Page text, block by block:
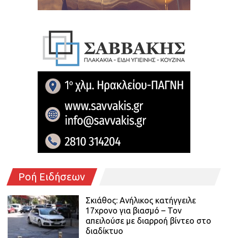
Ροή Ειδήσεων
Σκιάθος: Ανήλικος κατήγγειλε
17χρονο για βιασμό – Τον
απειλούσε με διαρροή βίντεο στο
διαδίκτυο